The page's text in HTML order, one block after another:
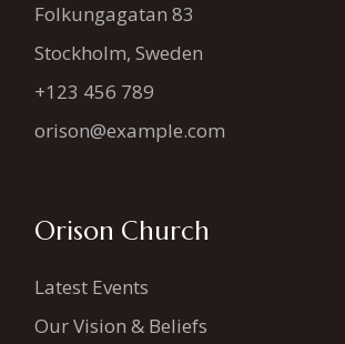
Folkungagatan 83
Stockholm, Sweden
+123 456 789
orison@example.com
Orison Church
Latest Events
Our Vision & Beliefs